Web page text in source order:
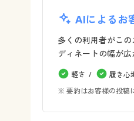
AIによるお
多くの利用者がこ
ディネートの幅が
軽さ 履き心
※ 要約はお客様の投稿